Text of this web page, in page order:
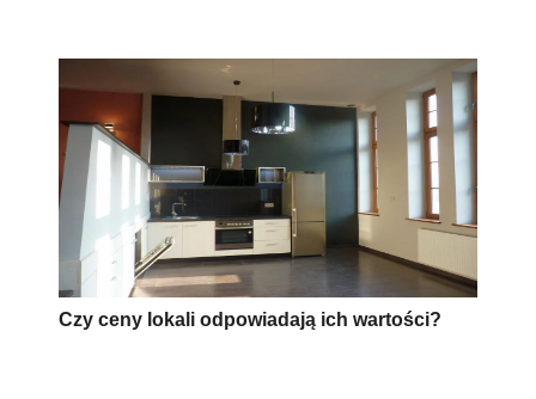
Czy ceny lokali odpowiadają ich wartości?